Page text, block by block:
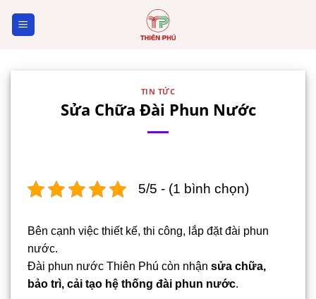
TIN TỨC
Sửa Chữa Đài Phun Nước
5/5 - (1 bình chọn)
Bên cạnh việc thiết kế, thi công, lắp đặt đài phun
nước.
Đài phun nước Thiên Phú còn nhận sửa chữa,
bảo trì, cải tạo hệ thống đài phun nước.